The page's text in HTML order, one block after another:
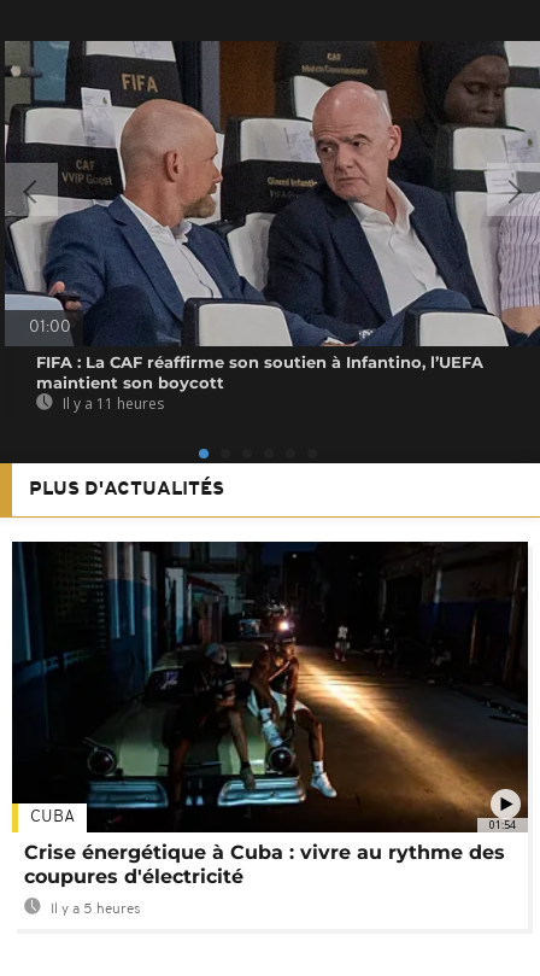
01:00
FIFA : La CAF réaffirme son soutien à Infantino, l’UEFA
maintient son boycott
Il y a 11 heures
PLUS D'ACTUALITÉS
01:54
CUBA
Crise énergétique à Cuba : vivre au rythme des
coupures d'électricité
Il y a 5 heures